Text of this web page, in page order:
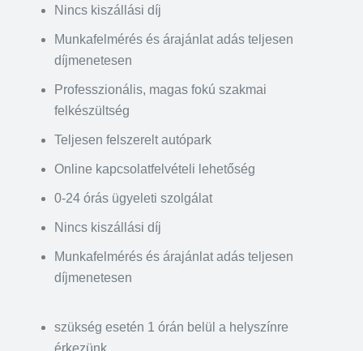
Nincs kiszállási díj
Munkafelmérés és árajánlat adás teljesen
díjmenetesen
Professzionális, magas fokú szakmai
felkészültség
Teljesen felszerelt autópark
Online kapcsolatfelvételi lehetőség
0-24 órás ügyeleti szolgálat
Nincs kiszállási díj
Munkafelmérés és árajánlat adás teljesen
díjmenetesen
szükség esetén 1 órán belül a helyszínre